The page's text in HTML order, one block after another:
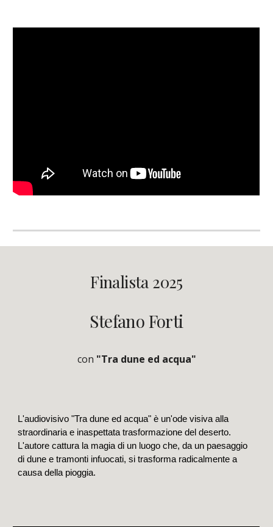
Finalista 2025
Stefano Forti
con "Tra dune ed acqua"
L'audiovisivo "Tra dune ed acqua" è un'ode visiva alla
straordinaria e inaspettata trasformazione del deserto.
L'autore cattura la magia di un luogo che, da un paesaggio
di dune e tramonti infuocati, si trasforma radicalmente a
causa della pioggia.